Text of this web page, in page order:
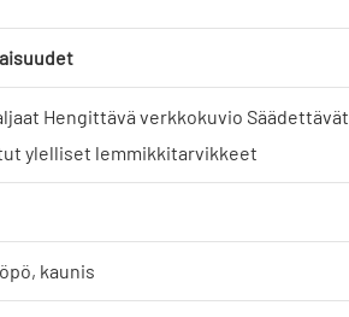
Hengittävä verkkokuvio Säädettävät
ylelliset lemmikkitarvikkeet
kaunis